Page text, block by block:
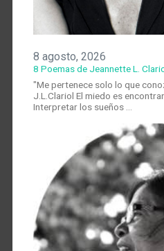
8 agosto, 2026
8 Poemas de Jeannette L.
"Me pertenece solo lo que
J.L.Clariol El miedo es
Interpretar los sueños …